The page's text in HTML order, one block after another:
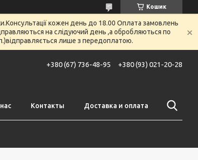
Кошик
кожен день до 18.00 Оплата замовлень
на слідуючий день ,а обробляються по
лише з передоплатою.
+380 (67) 736-48-95 +380 (93) 021-20-28
Контакты Доставка и оплата